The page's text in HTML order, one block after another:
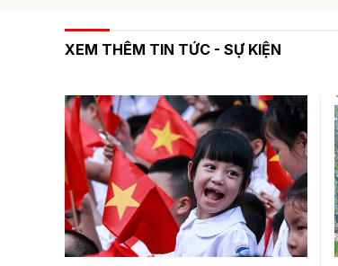
XEM THÊM TIN TỨC - SỰ KIỆN